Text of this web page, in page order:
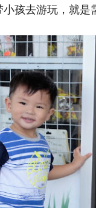
孩去游玩，就是